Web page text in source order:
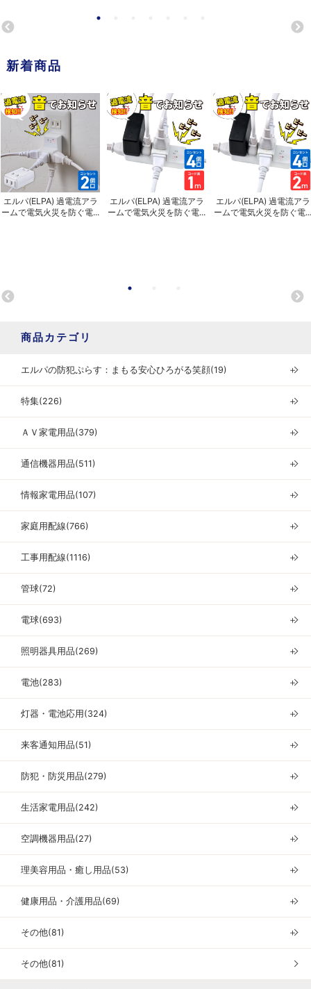
新着商品
エルパ(ELPA) 過電流アラ
ームで電気火災を防ぐ電...
エルパ(ELPA) 過電流アラ
ームで電気火災を防ぐ電...
エルパ(ELPA) 過電流アラ
ームで電気火災を防ぐ電
商品カテゴリ
エルパの防犯ぷらす：まもる安心ひろがる笑顔(19) ＋
特集(226) ＋
ＡＶ家電用品(379) ＋
通信機器用品(511) ＋
情報家電用品(107) ＋
家庭用配線(766) ＋
工事用配線(1116) ＋
管球(72) ＋
電球(693) ＋
照明器具用品(269) ＋
電池(283) ＋
灯器・電池応用(324) ＋
来客通知用品(51) ＋
防犯・防災用品(279) ＋
生活家電用品(242) ＋
空調機器用品(27) ＋
理美容用品・癒し用品(53) ＋
健康用品・介護用品(69) ＋
その他(81) ＋
その他(81)